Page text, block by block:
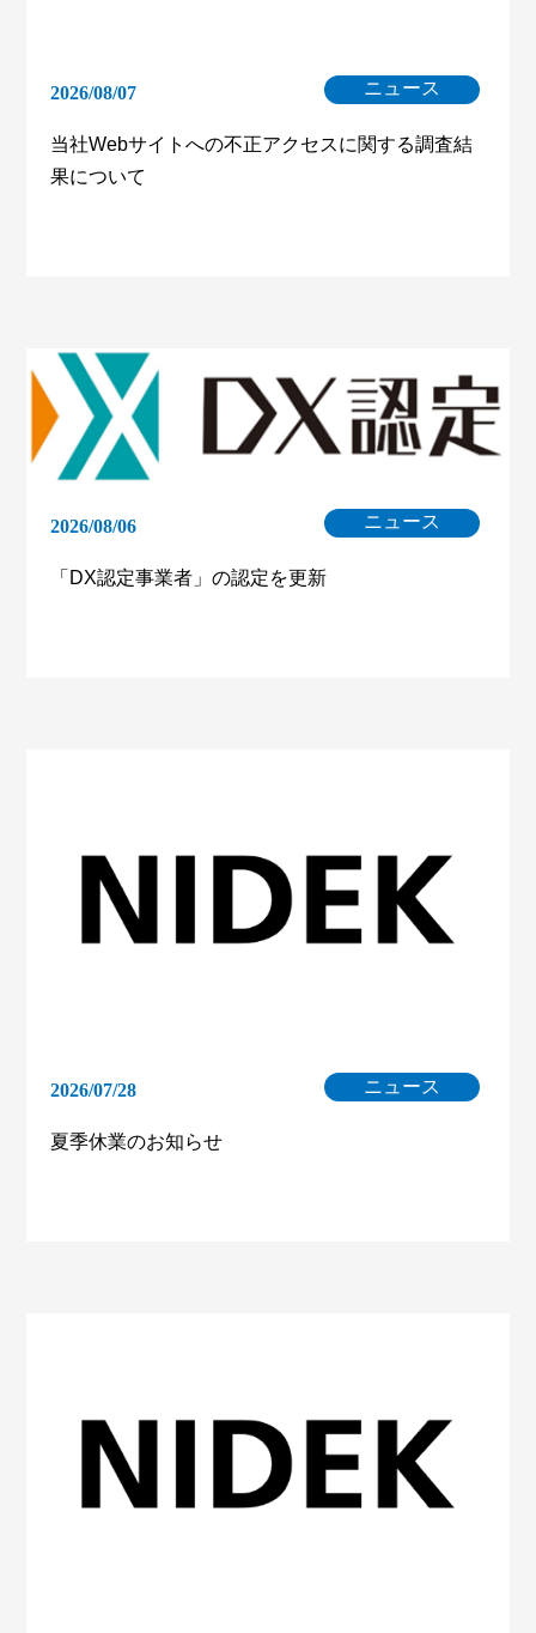
2026/08/07 ニュース
当社Webサイトへの不正アクセスに関する調査結
果について
2026/08/06 ニュース
「DX認定事業者」の認定を更新
2026/07/28 ニュース
夏季休業のお知らせ